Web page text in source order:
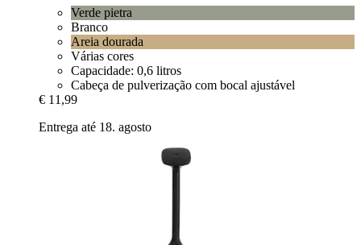
Verde pietra
Branco
Areia dourada
Várias cores
Capacidade: 0,6 litros
Cabeça de pulverização com bocal ajustável
€ 11,99
Entrega até 18. agosto